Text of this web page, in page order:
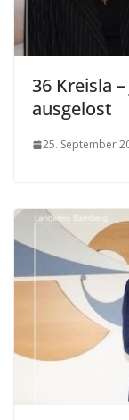
36 Kreisla
ausgelost
25. September